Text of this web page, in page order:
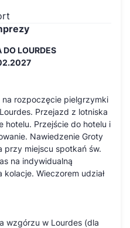
LOURDES
na rozpoczęcie pielgrzymki
Przejazd z lotniska
hotelu. Przejście do hotelu i
Nawiedzenie Groty
przy miejscu spotkań św.
na indywidualną
Wieczorem udział
wzgórzu w Lourdes (dla